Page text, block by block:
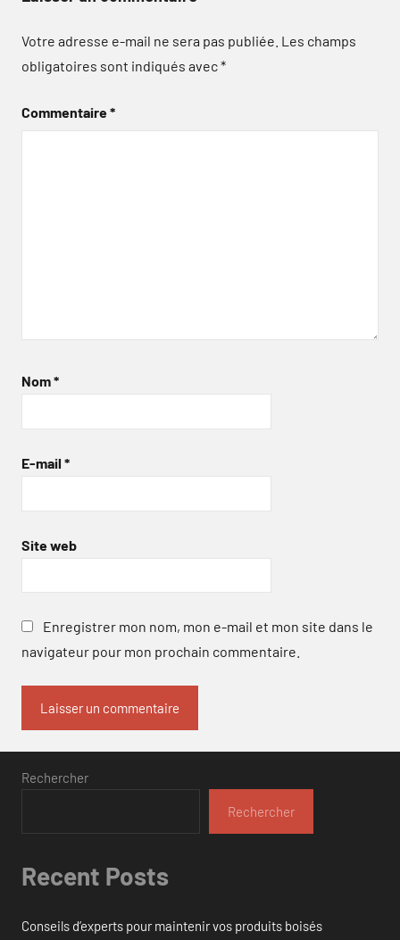
Votre adresse e-mail ne sera pas publiée. Les champs
obligatoires sont indiqués avec*
Commentaire*
Nom*
E-mail *
Site web
Enregistrer mon nom, mon e-mail et mon site dans le
navigateur pour mon prochain commentaire.
Rechercher
Rechercher
Recent Posts
Conseils d’experts pour maintenir vos produits boisés